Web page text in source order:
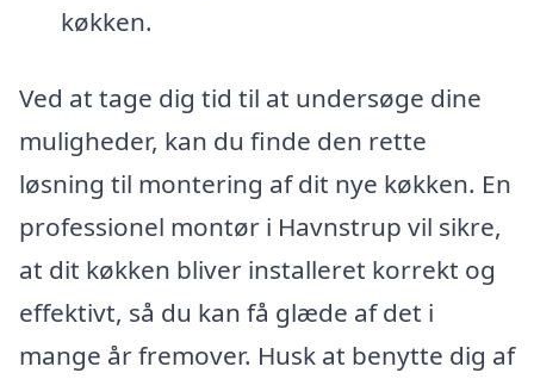
køkken.
Ved at tage dig tid til at undersøge dine
muligheder, kan du finde den rette
løsning til montering af dit nye køkken. En
professionel montør i Havnstrup vil sikre,
at dit køkken bliver installeret korrekt og
effektivt, så du kan få glæde af det i
mange år fremover. Husk at benytte dig af